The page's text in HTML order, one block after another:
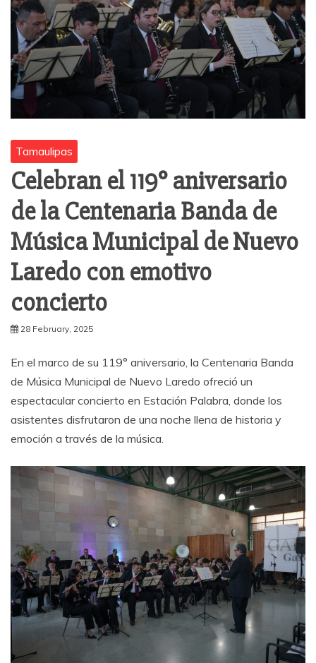
Tamaulipas
Celebran el 119° aniversario
de la Centenaria Banda de
Música Municipal de Nuevo
Laredo con emotivo
concierto
28 February, 2025
En el marco de su 119° aniversario, la Centenaria Banda
de Música Municipal de Nuevo Laredo ofreció un
espectacular concierto en Estación Palabra, donde los
asistentes disfrutaron de una noche llena de historia y
emoción a través de la música.